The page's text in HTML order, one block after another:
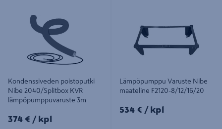
lämpöpumppuvaruste 3m
Kondenssiveden poistoputki
Nibe 2040/Splitbox KVR
lämpöpumppuvaruste 3m
374€/kpl
374 € / kpl
Lämpöpumppu Varuste Nibe
maateline F2120-8/12/16/20
534€/kpl
534 € / kpl